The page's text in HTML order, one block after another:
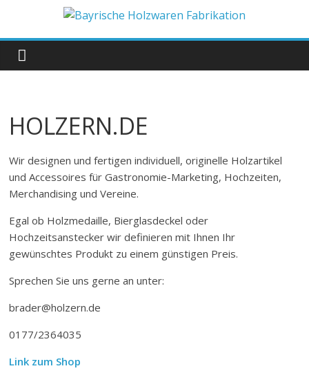
springen
Bayrische
Holzwaren
Fabrikation
HOLZERN.DE
Wir designen und fertigen individuell, originelle Holzartikel
und Accessoires für Gastronomie-Marketing, Hochzeiten,
Merchandising und Vereine.
Egal ob Holzmedaille, Bierglasdeckel oder
Hochzeitsanstecker wir definieren mit Ihnen Ihr
gewünschtes Produkt zu einem günstigen Preis.
Sprechen Sie uns gerne an unter:
brader@holzern.de
0177/2364035
Link zum Shop